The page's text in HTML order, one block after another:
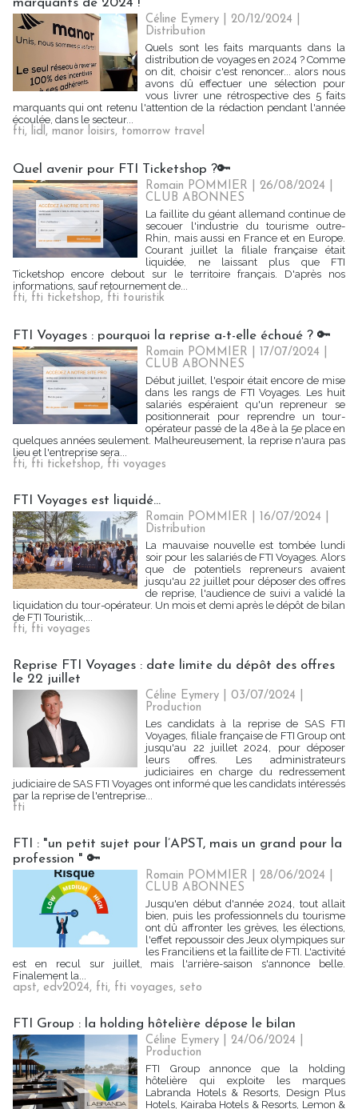
marquants de 2024 !
Céline Eymery | 20/12/2024
Distribution
Quels sont les faits marquants dans la
distribution de voyages en 2024 ? Comme
on dit, choisir c'est renoncer... alors nous
avons dû effectuer une sélection pour
vous livrer une rétrospective des 5 faits
marquants qui ont retenu l'attention de la rédaction pendant l'année
écoulée, dans le secteur...
fti, lidl, manor loisirs, tomorrow travel
Quel avenir pour FTI Ticketshop ?🔑
Romain POMMIER | 26/08/2024
CLUB ABONNES
La faillite du géant allemand continue de
secouer l'industrie du tourisme outre-
Rhin, mais aussi en France et en Europe.
Courant juillet la filiale française était
liquidée, ne laissant plus que FTI
Ticketshop encore debout sur le territoire français. D'après nos
informations, sauf retournement de...
fti, fti ticketshop, fti touristik
FTI Voyages : pourquoi la reprise a-t-elle échoué ? 🔑
Romain POMMIER | 17/07/2024
CLUB ABONNES
Début juillet, l'espoir était encore de mise
dans les rangs de FTI Voyages. Les huit
salariés espéraient qu'un repreneur se
positionnerait pour reprendre un tour-
opérateur passé de la 48e à la 5e place en
quelques années seulement. Malheureusement, la reprise n'aura pas
lieu et l'entreprise sera...
fti, fti ticketshop, fti voyages
FTI Voyages est liquidé...
Romain POMMIER | 16/07/2024
Distribution
La mauvaise nouvelle est tombée lundi
soir pour les salariés de FTI Voyages. Alors
que de potentiels repreneurs avaient
jusqu'au 22 juillet pour déposer des offres
de reprise, l'audience de suivi a validé la
liquidation du tour-opérateur. Un mois et demi après le dépôt de bilan
de FTI Touristik,...
fti, fti voyages
Reprise FTI Voyages : date limite du dépôt des offres
le 22 juillet
Céline Eymery | 03/07/2024
Production
Les candidats à la reprise de SAS FTI
Voyages, filiale française de FTI Group ont
jusqu'au 22 juillet 2024, pour déposer
leurs offres. Les administrateurs
judiciaires en charge du redressement
judiciaire de SAS FTI Voyages ont informé que les candidats intéressés
par la reprise de l'entreprise...
fti
FTI : "un petit sujet pour l’APST, mais un grand pour la
profession " 🔑
Romain POMMIER | 28/06/2024
CLUB ABONNES
Jusqu'en début d'année 2024, tout allait
bien, puis les professionnels du tourisme
ont dû affronter les grèves, les élections,
l'effet repoussoir des Jeux olympiques sur
les Franciliens et la faillite de FTI. L'activité
est en recul sur juillet, mais l'arrière-saison s'annonce belle.
Finalement la...
apst, edv2024, fti, fti voyages, seto
FTI Group : la holding hôtelière dépose le bilan
Céline Eymery | 24/06/2024
Production
FTI Group annonce que la holding
hôtelière qui exploite les marques
Labranda Hotels & Resorts, Design Plus
Hotels, Kairaba Hotels & Resorts, Lemon &